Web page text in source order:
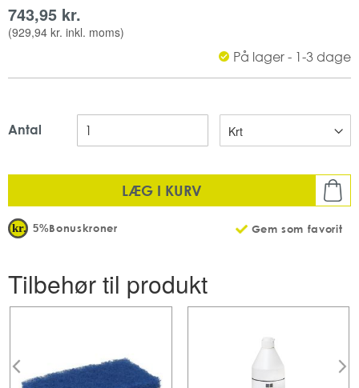
Helios Brillant fjerner også aflejringer på porcelæn.
pH-værdi_ 3
743,95 kr.
(929,94 kr. inkl. moms)
På lager - 1-3 dage
Antal
LÆG I KURV
Gem som favorit
5%Bonuskroner
Tilbehør til produkt